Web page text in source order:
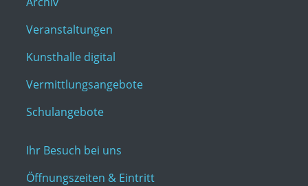
Veranstaltungen
Kunsthalle digital
Vermittlungsangebote
Schulangebote
Ihr Besuch bei uns
Öffnungszeiten & Eintritt